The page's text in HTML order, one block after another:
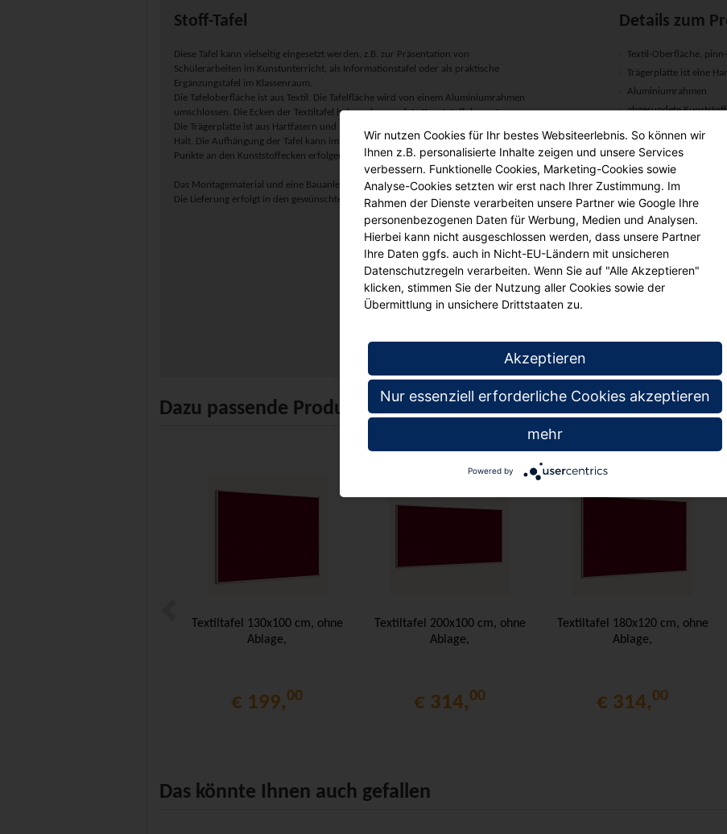
Stoff-Tafel
Diese Tafel kann vielseitig eingesetzt werden, z.B. zur Präsentation von
Schülerarbeiten im Kunstunterricht, als Informationstafel oder als praktische
Ergänzungstafel im Klassenraum.
Die Tafeloberfläche ist aus Textil. Die Tafelfläche wird von einem Aluminiumrahmen
umschlossen. Die Ecken der Textiltafel haben abgerundete Kunststoffelemente.
Die Trägerplatte ist aus Hartfasern und gibt Pinnnadeln oder Kletten einen guten
Halt. Die Aufhängung der Tafel kann im Hoch - oder im Querformat über markierte
Punkte an den Kunststoffecken erfolgen.
Das Montagematerial und eine Bauanleitung sind im Lieferumfang enthalten.
Die Lieferung erfolgt in den gewünschten Raum.
Details zum
Textil-Oberfläche,
Trägerplatte ist eine
Aluminiumrahmen
abgerundete
inklusive
Aufhängung im
Lieferung in den
Maße:
Arbeitsfläche (B/H):
stabiler
.
Dazu passende Produkte
Textiltafel 130x100 cm, ohne
Ablage,
€ 199,00
Textiltafel 200x100 cm, ohne
Ablage,
€ 314,00
Textiltafel 180x120 cm, ohne
Ablage,
€ 314,00
Das könnte Ihnen auch gefallen
Wir nutzen Cookies für Ihr bestes Websiteerlebnis. So können wir
Ihnen z.B. personalisierte Inhalte zeigen und unsere Services
verbessern. Funktionelle Cookies, Marketing-Cookies sowie
Analyse-Cookies setzten wir erst nach Ihrer Zustimmung. Im
Rahmen der Dienste verarbeiten unsere Partner wie Google Ihre
personenbezogenen Daten für Werbung, Medien und Analysen.
Hierbei kann nicht ausgeschlossen werden, dass unsere Partner
Ihre Daten ggfs. auch in Nicht-EU-Ländern mit unsicheren
Datenschutzregeln verarbeiten. Wenn Sie auf "Alle Akzeptieren"
klicken, stimmen Sie der Nutzung aller Cookies sowie der
Übermittlung in unsichere Drittstaaten zu.
Akzeptieren
Nur essenziell erforderliche Cookies akzeptieren
mehr
Powered by